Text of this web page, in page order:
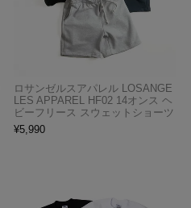
ロサンゼルスアパレル LOSANGE
LES APPAREL HF02 14オンス ヘ
ビーフリース スウェットショーツ
¥5,990